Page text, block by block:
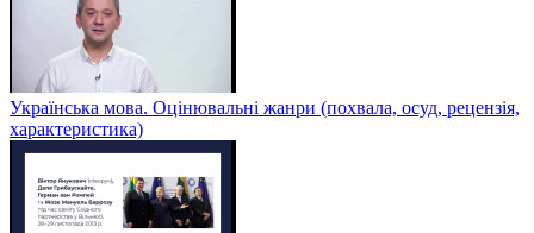
Українська мова. Оцінювальні жанри (похвала, осуд, рецензія,
характеристика)